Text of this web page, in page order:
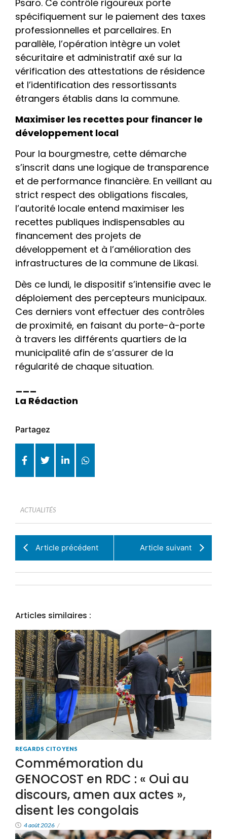
Psaro. Ce contrôle rigoureux porte
spécifiquement sur le paiement des taxes
professionnelles et parcellaires. En
parallèle, l’opération intègre un volet
sécuritaire et administratif axé sur la
vérification des attestations de résidence
et l’identification des ressortissants
étrangers établis dans la commune.
Maximiser les recettes pour financer le
développement local
Pour la bourgmestre, cette démarche
s’inscrit dans une logique de transparence
et de performance financière. En veillant au
strict respect des obligations fiscales,
l’autorité locale entend maximiser les
recettes publiques indispensables au
financement des projets de
développement et à l’amélioration des
infrastructures de la commune de Likasi.
Dès ce lundi, le dispositif s’intensifie avec le
déploiement des percepteurs municipaux.
Ces derniers vont effectuer des contrôles
de proximité, en faisant du porte-à-porte
à travers les différents quartiers de la
municipalité afin de s’assurer de la
régularité de chaque situation.
La Rédaction
Partagez
ACTUALITÉS
Article précédent Article suivant
Articles similaires :
REGARDS CITOYENS
Commémoration du
GENOCOST en RDC : « Oui au
discours, amen aux actes »,
disent les congolais
4 août 2026 /